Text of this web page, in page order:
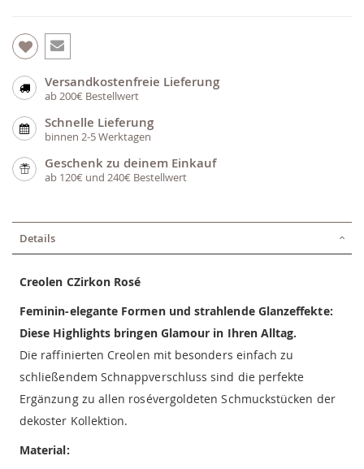
Versandkostenfreie Lieferung
ab 200€ Bestellwert
Schnelle Lieferung
binnen 2-5 Werktagen
Geschenk zu deinem Einkauf
ab 120€ und 240€ Bestellwert
Details
Creolen CZirkon Rosé
Feminin-elegante Formen und strahlende Glanzeffekte:
Diese Highlights bringen Glamour in Ihren Alltag.
Die raffinierten Creolen mit besonders einfach zu
schließendem Schnappverschluss sind die perfekte
Ergänzung zu allen rosévergoldeten Schmuckstücken der
dekoster Kollektion.
Material: